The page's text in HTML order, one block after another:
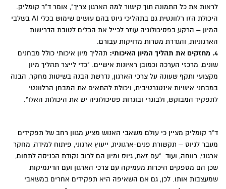
לראות את כל התמונה תוך קישור למה הארגון צריך", אומר ד"ר קומליק.
היכולת הזו רלוונטית גם בתהליכי גיוס בהם עושים שימוש בכלי AI בשלבי
המיון – הרקע בפסיכולוגיה עוזר לכייל את הכלים לטובת הדרישות
הארגוניות, והגדרת מטרות מדויקות עבורם.
4. מחזקים את תהליך המיון האיכותי:
תהליך מיון איכותי כולל מבחנים
שונים, מרכזי הערכה וכמובן ראיונות אישיים. "כדי לייצר תהליך מיון
מקצועי ותקף שעונה על צרכי הארגון, נדרשת הבנה בשיטות מחקר, הבנה
במבחני אישיות אינטגרטיבית, ויכולת להתאים את המבחן הרלוונטי
לתפקיד המבוקש, ולבוגרי ובוגרות פסיכולוגיה יש את היכולות האלו".
ד"ר קומליק מציין כי עולם משאבי האנוש מציע מגוון רחב של תפקידים
מעבר לגיוס – תקשורת פנים-ארגונית, ייעוץ ארגוני, פיתוח למידה, מחקר
ארגוני, רווחה, ועוד. "עם זאת, גיוס ומיון הם לרוב נקודת הכניסה לתחום,
שכן הם מספקים היכרות מעמיקה עם צרכי הארגון ועם הדינמיקות
שמעצבות אותו. לכן, גם אם השאיפה היא תפקידים אחרים במשאבי